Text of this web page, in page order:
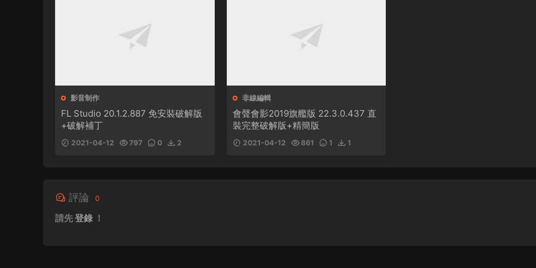
影音制作
FL Studio 20.1.2.887 免安裝破解版
+破解補丁
2021-04-12 797 0 2
非線編輯
會聲會影2019旗艦版 22.3.0.437 直
裝完整破解版+精簡版
2021-04-12 861 1 1
評論 0
請先登錄 ！